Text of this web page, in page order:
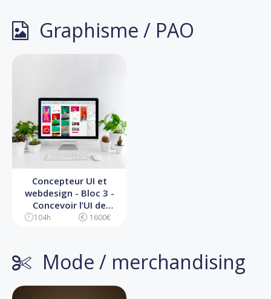
d’espace
Graphisme / PAO
Concepteur UI et
webdesign - Bloc 3 -
Concevoir l’UI de
l’interface digitale
104h 1600€
Mode / merchandising